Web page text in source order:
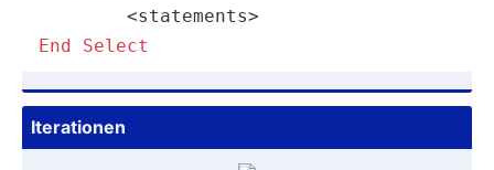
End
Select
Iterat­ionen